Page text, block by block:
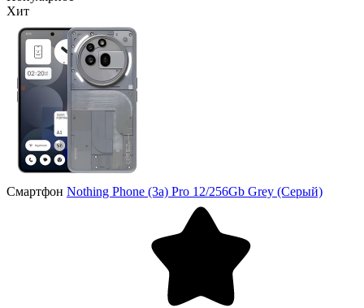
Хит
Смартфон Nothing Phone (3a) Pro 12/256Gb Grey (Серый)